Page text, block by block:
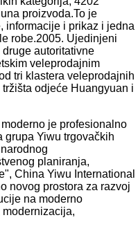
proizvoda.To je
informacije i prikaz i jedna
robe.2005. Ujedinjeni
autoritativne
veleprodajnim
tri klastera veleprodajnih
odjeće Huangyuan i
je profesionalno
grupa Yiwu trgovačkih
planiranja,
China Yiwu International
novog prostora za razvoj
na moderno